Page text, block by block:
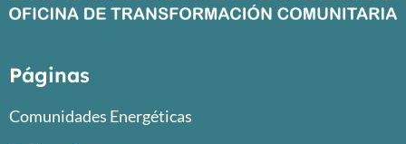
Páginas
Comunidades Energéticas